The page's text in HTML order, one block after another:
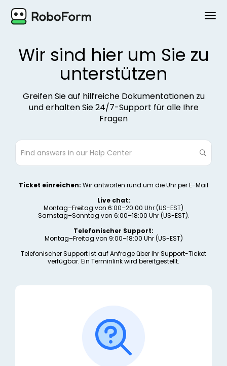
PLÄNE
HERUNTERLADEN
Wir sind hier um Sie zu
unterstützen
Greifen Sie auf hilfreiche Dokumentationen zu
und erhalten Sie 24/7-Support für alle Ihre
Fragen
Ticket einreichen: Wir antworten rund um die Uhr per E-Mail
Live chat:
Montag–Freitag von 6:00–20:00 Uhr (US-EST)
Samstag–Sonntag von 6:00–18:00 Uhr (US-EST).
Telefonischer Support:
Montag–Freitag von 9:00–18:00 Uhr (US-EST)
Telefonischer Support ist auf Anfrage über Ihr Support-Ticket
verfügbar. Ein Terminlink wird bereitgestellt.